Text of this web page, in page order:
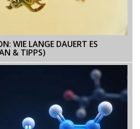
WIE LANGE DAUERT ES
& TIPPS)